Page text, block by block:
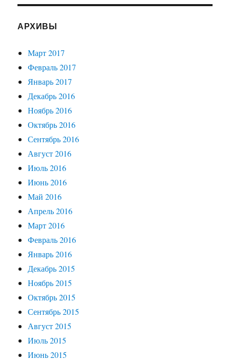
АРХИВЫ
Март 2017
Февраль 2017
Январь 2017
Декабрь 2016
Ноябрь 2016
Октябрь 2016
Сентябрь 2016
Август 2016
Июль 2016
Июнь 2016
Май 2016
Апрель 2016
Март 2016
Февраль 2016
Январь 2016
Декабрь 2015
Ноябрь 2015
Октябрь 2015
Сентябрь 2015
Август 2015
Июль 2015
Июнь 2015